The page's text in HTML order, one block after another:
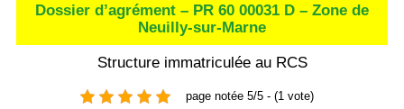
Dossier d’agrément – PR 60 00031 D – Zone de
Neuilly-sur-Marne
Structure immatriculée au RCS
page notée 5/5 - (1 vote)